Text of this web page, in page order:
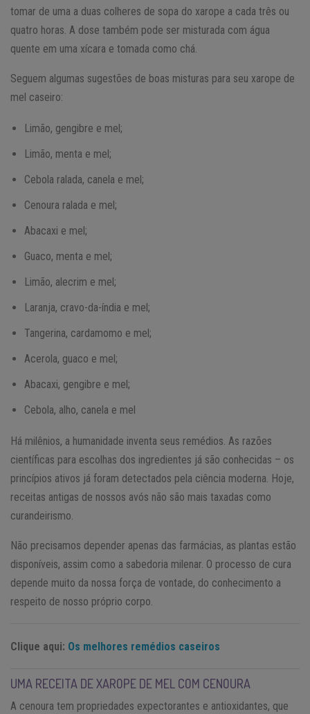
tomar de uma a duas colheres de sopa do xarope a cada três ou
quatro horas. A dose também pode ser misturada com água
quente em uma xícara e tomada como chá.
Seguem algumas sugestões de boas misturas para seu xarope de
mel caseiro:
Limão, gengibre e mel;
Limão, menta e mel;
Cebola ralada, canela e mel;
Cenoura ralada e mel;
Abacaxi e mel;
Guaco, menta e mel;
Limão, alecrim e mel;
Laranja, cravo-da-índia e mel;
Tangerina, cardamomo e mel;
Acerola, guaco e mel;
Abacaxi, gengibre e mel;
Cebola, alho, canela e mel
Há milênios, a humanidade inventa seus remédios. As razões
científicas para escolhas dos ingredientes já são conhecidas – os
princípios ativos já foram detectados pela ciência moderna. Hoje,
receitas antigas de nossos avós não são mais taxadas como
curandeirismo.
Não precisamos depender apenas das farmácias, as plantas estão
disponíveis, assim como a sabedoria milenar. O processo de cura
depende muito da nossa força de vontade, do conhecimento a
respeito de nosso próprio corpo.
Clique aqui: Os melhores remédios caseiros
UMA RECEITA DE XAROPE DE MEL COM CENOURA
A cenoura tem propriedades expectorantes e antioxidantes, que